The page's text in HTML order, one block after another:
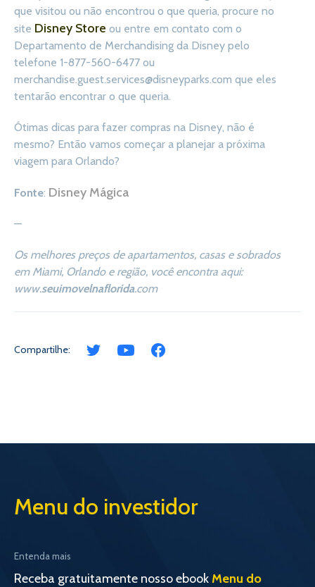
que visitou ou não encontrou o que queria, procure no
site Disney Store ou entre em contato com o
Departamento de Merchandising da Disney pelo
telefone 1-877-560-6477 ou
merchandise.guest.services@disneyparks.com que eles
tentarão encontrar o que queria.
Ótimas dicas para fazer compras na Disney, não é
mesmo? Então vamos começar a planejar a próxima
viagem para Orlando?
Fonte: Disney Mágica
—
Os melhores preços de apartamentos, casas e sobrados
em Miami, Orlando e região, você encontra aqui:
www.seuimovelnaflorida.com
Compartilhe:
Menu do investidor
Entenda mais
Receba gratuitamente nosso ebookMenu do